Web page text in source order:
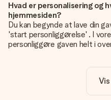
Hvad er personalisering og
hjemmesiden?
Du kan begynde at lave din
'start personliggørelse' . I
personliggøre gaven helt i
Er personalisering inkluderet
Prisen der vises på